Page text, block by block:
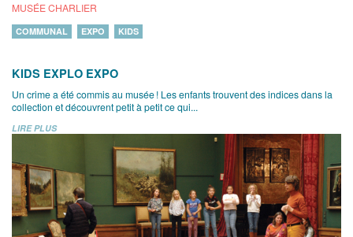
MUSÉE CHARLIER
COMMUNAL EXPO KIDS
KIDS EXPLO EXPO
Un crime a été commis au musée ! Les enfants trouvent des indices dans la
collection et découvrent petit à petit ce qui...
LIRE PLUS